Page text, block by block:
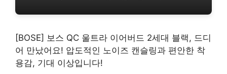
[BOSE] 보스 QC 울트라 이어버드 2세대 블랙, 드디
어 만났어요! 압도적인 노이즈 캔슬링과 편안한 착
용감, 기대 이상입니다!